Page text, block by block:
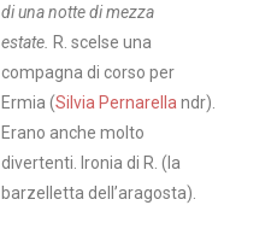
di una notte di mezza
estate. R. scelse una
compagna di corso per
Ermia (Silvia Pernarella ndr).
Erano anche molto
divertenti. Ironia di R. (la
barzelletta dell’aragosta).